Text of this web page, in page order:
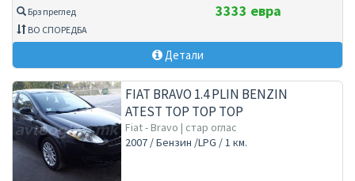
Брз преглед
ВО СПОРЕДБА
3333 евра
Детали
FIAT BRAVO 1.4 PLIN BENZIN
ATEST TOP TOP TOP
Fiat - Bravo | стар оглас
2007 / Бензин /LPG / 1 км.